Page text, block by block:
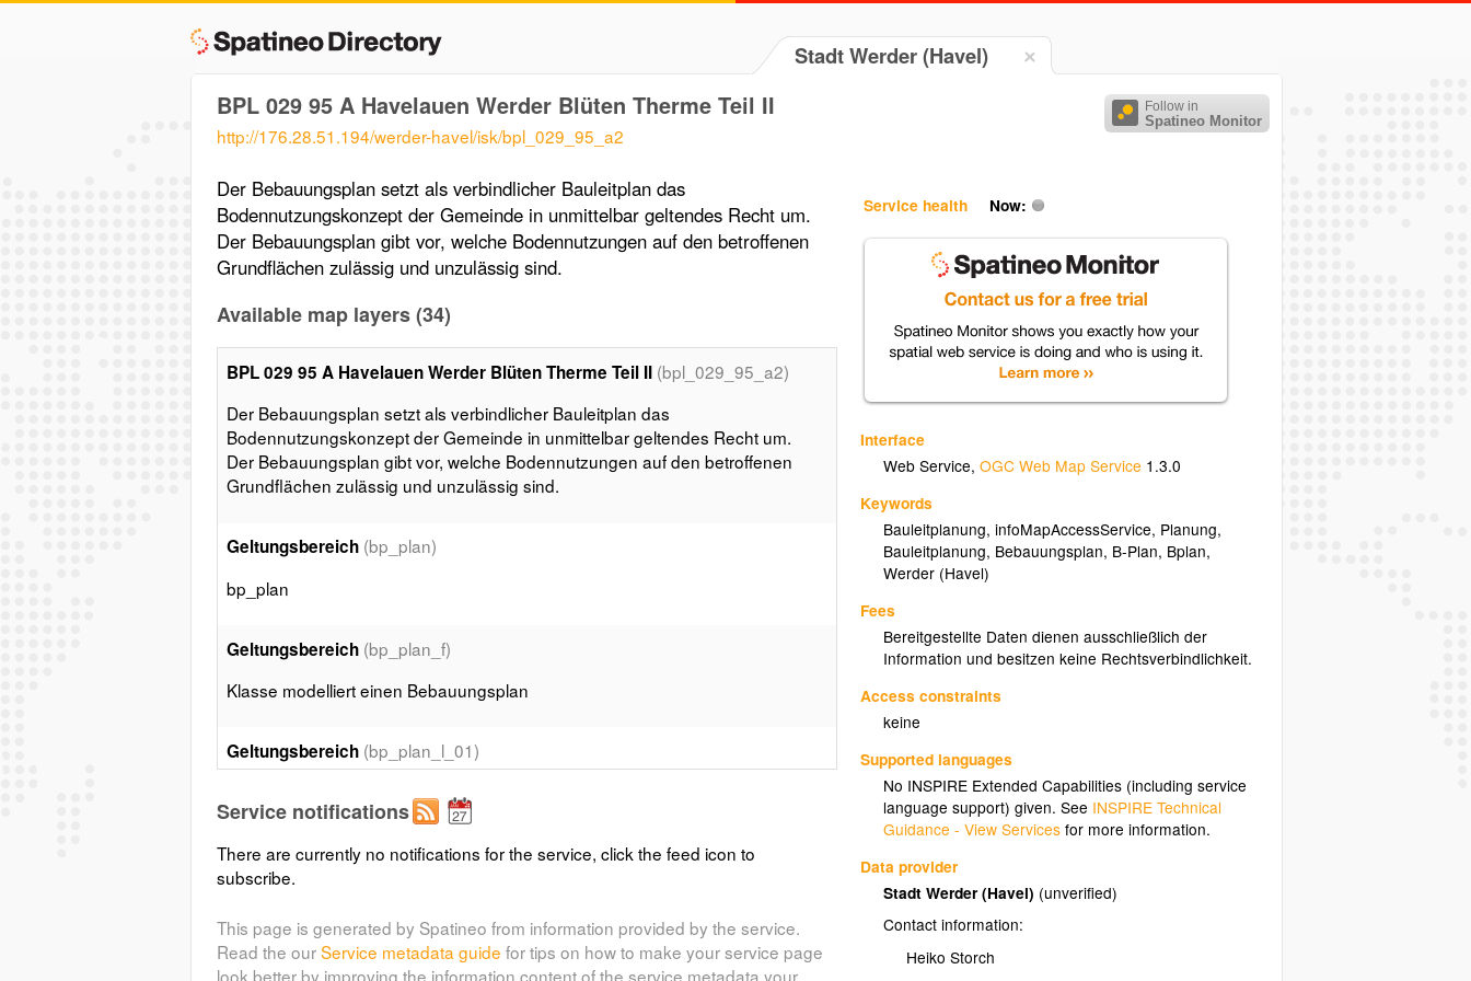
Stadt Werder (Havel)
Follow in
Spatineo Monitor
BPL 029 95 A Havelauen Werder Blüten Therme Teil II
http://176.28.51.194/werder-havel/isk/bpl_029_95_a2
Service health Now:
Interface
Web Service,OGC Web Map Service 1.3.0
Keywords
Bauleitplanung,infoMapAccessService, Planung,
Bauleitplanung, Bebauungsplan, B-Plan, Bplan,
Werder (Havel)
Fees
Bereitgestellte Daten dienen ausschließlich der
Information und besitzen keine Rechtsverbindlichkeit.
Access constraints
keine
Supported languages
No INSPIRE Extended Capabilities (including service
language support) given. See INSPIRE Technical
Guidance - View Services for more information.
Data provider
Stadt Werder (Havel) (unverified)
Contact information:
Heiko Storch
Der Bebauungsplan setzt als verbindlicher Bauleitplan das
Bodennutzungskonzept der Gemeinde in unmittelbar geltendes Recht um.
Der Bebauungsplan gibt vor, welche Bodennutzungen auf den betroffenen
Grundflächen zulässig und unzulässig sind.
Available map layers (34)
BPL 029 95 A Havelauen Werder Blüten Therme Teil II (bpl_029_95_a2)
Der Bebauungsplan setzt als verbindlicher Bauleitplan das
Bodennutzungskonzept der Gemeinde in unmittelbar geltendes Recht um.
Der Bebauungsplan gibt vor, welche Bodennutzungen auf den betroffenen
Grundflächen zulässig und unzulässig sind.
Geltungsbereich (bp_plan)
bp_plan
Geltungsbereich (bp_plan_f)
Klasse modelliert einen Bebauungsplan
Geltungsbereich (bp_plan_l_01)
Klasse modelliert einen Bebauungsplan
Geltungsbereich (bp_plan_l_02)
GrünFläche (bp_gruenflaeche)
Service notifications
There are currently no notifications for the service, click the feed icon to
subscribe.
This page is generated by Spatineo from information provided by the service.
Read the ourService metadata guide for tips on how to make your service page
look better by improving the information content of the service metadata your